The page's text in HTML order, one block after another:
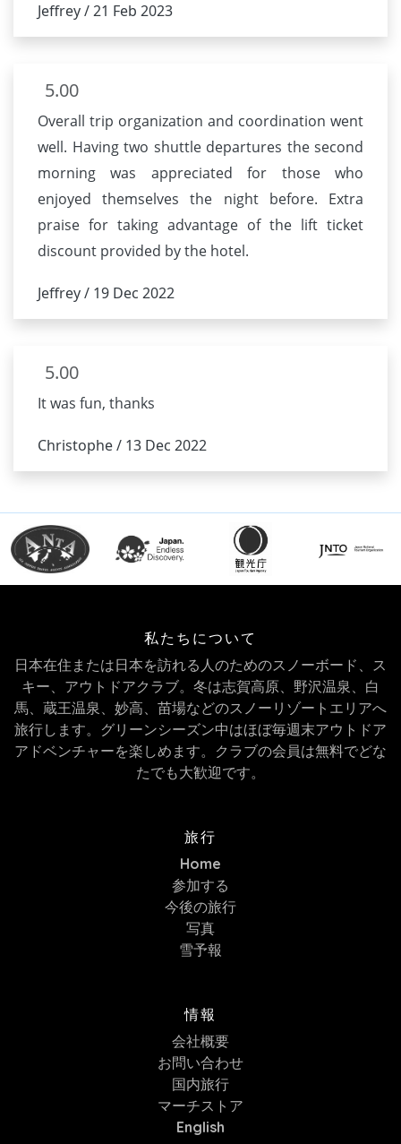
Jeffrey / 21 Feb 2023
5.00
Overall trip organization and coordination went
well. Having two shuttle departures the second
morning was appreciated for those who
enjoyed themselves the night before. Extra
praise for taking advantage of the lift ticket
discount provided by the hotel.
Jeffrey / 19 Dec 2022
5.00
It was fun, thanks
Christophe / 13 Dec 2022
私たちについて
日本在住または日本を訪れる人のためのスノーボード、ス
キー、アウトドアクラブ。冬は志賀高原、野沢温泉、白
馬、蔵王温泉、妙高、苗場などのスノーリゾートエリアへ
旅行します。グリーンシーズン中はほぼ毎週末アウトドア
アドベンチャーを楽しめます。クラブの会員は無料でどな
たでも大歓迎です。
旅行
Home
参加する
今後の旅行
写真
雪予報
情報
会社概要
お問い合わせ
国内旅行
マーチストア
English